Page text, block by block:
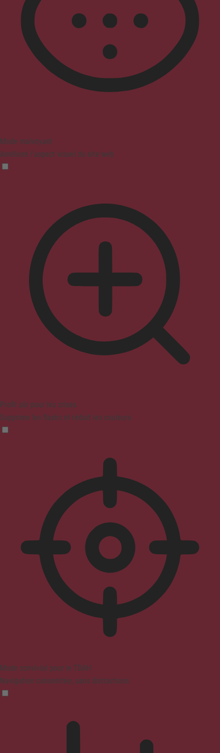
Mode malvoyant
Améliore l'aspect visuel du site web
Profil sûr pour les crises
Supprime les flashs et réduit les couleurs
Mode convivial pour le TDAH
Navigation concentrée, sans distractions